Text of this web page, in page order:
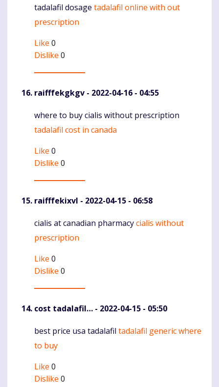
Komentaras
tadalafil dosage tadalafil online with out
prescription
Like 0
Dislike 0
raifffekgkgv - 2022-04-16 - 04:55
Komentaras
where to buy cialis without prescription
tadalafil cost in canada
Like 0
Dislike 0
raifffekixvl - 2022-04-15 - 06:58
Komentaras
cialis at canadian pharmacycialis without
prescription
Like 0
Dislike 0
cost tadalafil… - 2022-04-15 - 05:50
Komentaras
best price usa tadalafil tadalafil generic where
to buy
Like 0
Dislike 0